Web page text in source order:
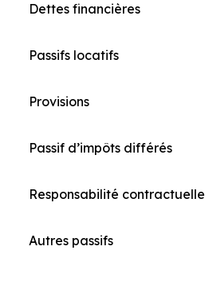
Dettes financières
Passifs locatifs
Provisions
Passif d’impôts différés
Responsabilité contractuelle
Autres passifs